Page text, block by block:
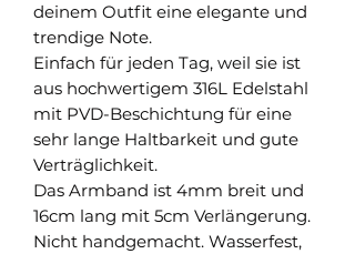
deinem Outfit eine elegante und
trendige Note.
Einfach für jeden Tag, weil sie ist
aus hochwertigem 316L Edelstahl
mit PVD-Beschichtung für eine
sehr lange Haltbarkeit und gute
Verträglichkeit.
Das Armband ist 4mm breit und
16cm lang mit 5cm Verlängerung.
Nicht handgemacht. Wasserfest,